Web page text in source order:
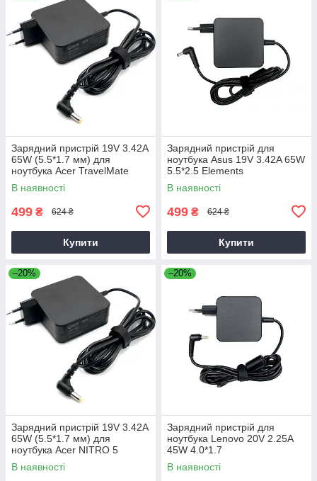
Зарядний пристрій 19V 3.42A
65W (5.5*1.7 мм) для
ноутбука Acer TravelMate
P2510-G2-M
В наявності
499 ₴ 624 ₴
Купити
Зарядний пристрій для
ноутбука Asus 19V 3.42A 65W
5.5*2.5 Elements
В наявності
499 ₴ 624 ₴
Купити
–20%
Зарядний пристрій 19V 3.42A
65W (5.5*1.7 мм) для
ноутбука Acer NITRO 5
AN515-31 65
В наявності
–20%
Зарядний пристрій для
ноутбука Lenovo 20V 2.25A
45W 4.0*1.7
В наявності